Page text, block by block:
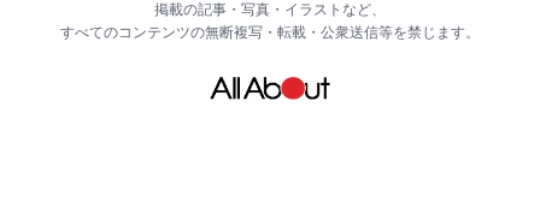
掲載の記事・写真・イラストなど、
すべてのコンテンツの無断複写・転載・公衆送信等を禁じます。